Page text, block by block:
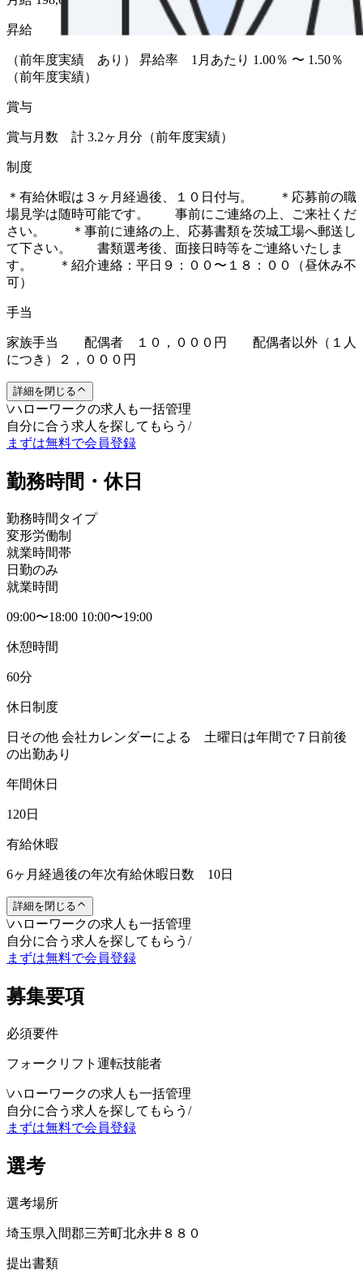
昇給
（前年度実績 あり） 昇給率 1月あたり 1.00％ 〜 1.50％
（前年度実績）
賞与
賞与月数 計 3.2ヶ月分（前年度実績）
制度
＊有給休暇は３ヶ月経過後、１０日付与。 ＊応募前の職
場見学は随時可能です。 事前にご連絡の上、ご来社くだ
さい。 ＊事前に連絡の上、応募書類を茨城工場へ郵送し
て下さい。 書類選考後、面接日時等をご連絡いたしま
す。 ＊紹介連絡：平日９：００〜１８：００（昼休み不
可）
手当
家族手当 配偶者 １０，０００円 配偶者以外（１人
につき）２，０００円
詳細を閉じる
\ハローワークの求人も一括管理
自分に合う求人を探してもらう /
まずは無料で会員登録
勤務時間・休日
勤務時間タイプ
変形労働制
就業時間帯
日勤のみ
就業時間
09:00〜18:00 10:00〜19:00
休憩時間
60分
休日制度
日その他 会社カレンダーによる 土曜日は年間で７日前後
の出勤あり
年間休日
120日
有給休暇
6ヶ月経過後の年次有給休暇日数 10日
詳細を閉じる
\ハローワークの求人も一括管理
自分に合う求人を探してもらう /
まずは無料で会員登録
募集要項
必須要件
フォークリフト運転技能者
\ハローワークの求人も一括管理
自分に合う求人を探してもらう /
まずは無料で会員登録
選考
選考場所
埼玉県入間郡三芳町北永井８８０
提出書類